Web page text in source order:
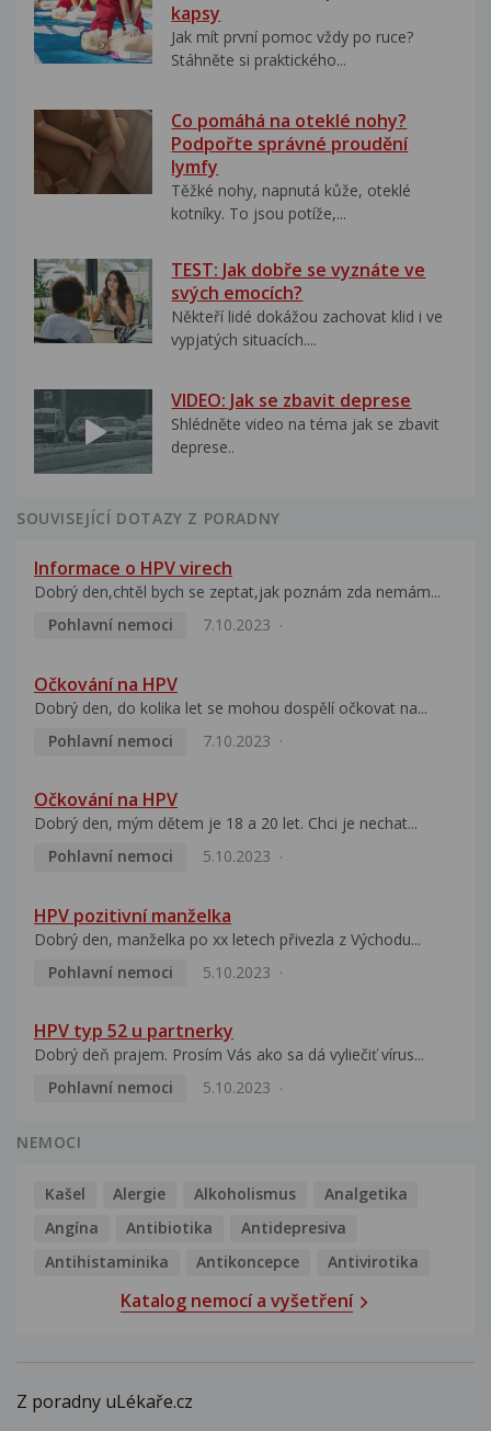
kapsy
Jak mít první pomoc vždy po ruce?
Stáhněte si praktického...
Co pomáhá na oteklé nohy?
Podpořte správné proudění
lymfy
Těžké nohy, napnutá kůže, oteklé
kotníky. To jsou potíže,...
TEST: Jak dobře se vyznáte ve
svých emocích?
Někteří lidé dokážou zachovat klid i ve
vypjatých situacích....
VIDEO: Jak se zbavit deprese
Shlédněte video na téma jak se zbavit
deprese..
SOUVISEJÍCÍ DOTAZY Z PORADNY
Informace o HPV virech
Dobrý den,chtěl bych se zeptat,jak poznám zda nemám...
Pohlavní nemoci
7.10.2023
Očkování na HPV
Dobrý den, do kolika let se mohou dospělí očkovat na...
Pohlavní nemoci
7.10.2023
Očkování na HPV
Dobrý den, mým dětem je 18 a 20 let. Chci je nechat...
Pohlavní nemoci
5.10.2023
HPV pozitivní manželka
Dobrý den, manželka po xx letech přivezla z Východu...
Pohlavní nemoci
5.10.2023
HPV typ 52 u partnerky
Dobrý deň prajem. Prosím Vás ako sa dá vyliečiť vírus...
Pohlavní nemoci
5.10.2023
NEMOCI
Kašel Alergie Alkoholismus
Analgetika
Angína
Antibiotika
Antidepresiva
Antihistaminika
Antikoncepce Antivirotika
Katalog nemocí a vyšetření
Z poradny uLékaře.cz